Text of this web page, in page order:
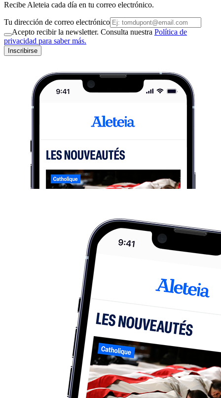
Recibe Aleteia cada día en tu correo electrónico.
Tu dirección de correo electrónico
Acepto recibir la newsletter. Consulta nuestra Política de
privacidad para saber más.
Inscribirse